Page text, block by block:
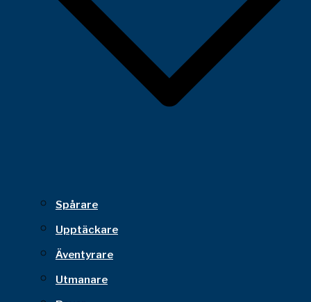
Spårare
Upptäckare
Äventyrare
Utmanare